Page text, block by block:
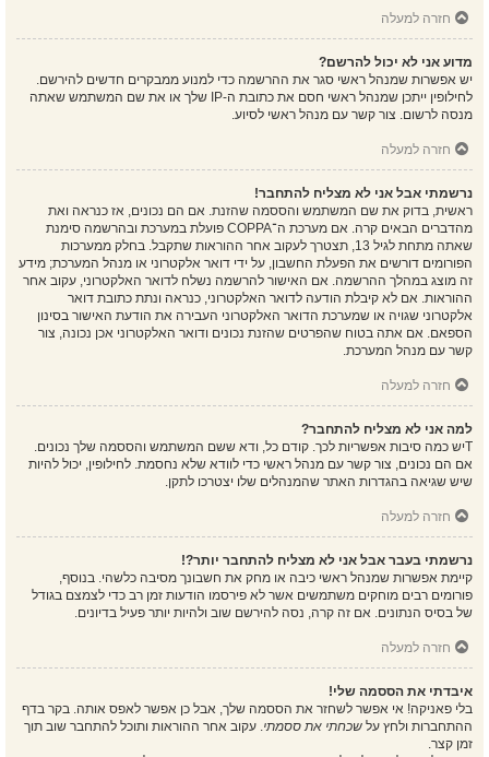
חזרה למעלה
מדוע אני לא יכול להרשם?
יש אפשרות שמנהל ראשי סגר את ההרשמה כדי למנוע ממבקרים חדשים להירשם.
לחילופין ייתכן שמנהל ראשי חסם את כתובת ה-IP שלך או את שם המשתמש שאתה
מנסה לרשום. צור קשר עם מנהל ראשי לסיוע.
חזרה למעלה
נרשמתי אבל אני לא מצליח להתחבר!
ראשית, בדוק את שם המשתמש והססמה שהזנת. אם הם נכונים, אז כנראה ואת
מהדברים הבאים קרה. אם מערכת ה־COPPA פועלת במערכת ובהרשמה סימנת
שאתה מתחת לגיל 13, תצטרך לעקוב אחר ההוראות שתקבל. בחלק ממערכות
הפורומים דורשים את הפעלת החשבון, על ידי דואר אלקטרוני או מנהל המערכת; מידע
זה מוצג במהלך ההרשמה. אם האישור להרשמה נשלח לדואר האלקטרוני, עקוב אחר
ההוראות. אם לא קיבלת הודעה לדואר האלקטרוני, כנראה ונתת כתובת דואר
אלקטרוני שגויה או שמערכת הדואר האלקטרוני העבירה את הודעת האישור בסינון
הספאם. אם אתה בטוח שהפרטים שהזנת נכונים ודואר האלקטרוני אכן נכונה, צור
קשר עם מנהל המערכת.
חזרה למעלה
למה אני לא מצליח להתחבר?
Tיש כמה סיבות אפשריות לכך. קודם כל, ודא ששם המשתמש והססמה שלך נכונים.
אם הם נכונים, צור קשר עם מנהל ראשי כדי לוודא שלא נחסמת. לחילופין, יכול להיות
שיש שגיאה בהגדרות האתר שהמנהלים שלו יצטרכו לתקן.
חזרה למעלה
נרשמתי בעבר אבל אני לא מצליח להתחבר יותר?!
קיימת אפשרות שמנהל ראשי כיבה או מחק את חשבונך מסיבה כלשהי. בנוסף,
פורומים רבים מוחקים משתמשים אשר לא פירסמו הודעות זמן רב כדי לצמצם בגודל
של בסיס הנתונים. אם זה קרה, נסה להירשם שוב ולהיות יותר פעיל בדיונים.
חזרה למעלה
איבדתי את הססמה שלי!
בלי פאניקה! אי אפשר לשחזר את הססמה שלך, אבל כן אפשר לאפס אותה. בקר בדף
ההתחברות ולחץ על שכחתי את ססמתי. עקוב אחר ההוראות ותוכל להתחבר שוב תוך
זמן קצר.